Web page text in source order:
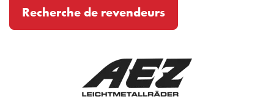
Recherche de revendeurs